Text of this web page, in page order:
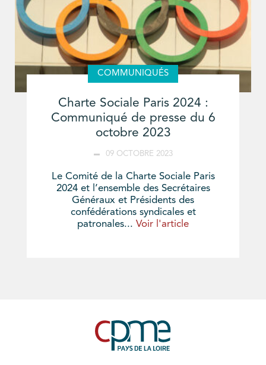
COMMUNIQUÉS
Charte Sociale Paris 2024 :
Communiqué de presse du 6
octobre 2023
09 OCTOBRE 2023
Le Comité de la Charte Sociale Paris
2024 et l’ensemble des Secrétaires
Généraux et Présidents des
confédérations syndicales et
patronales... Voir l'article